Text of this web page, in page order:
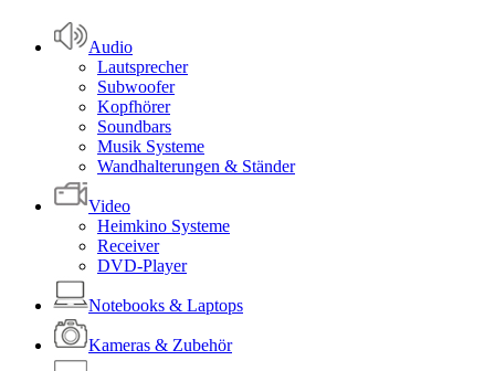
Audio
Lautsprecher
Subwoofer
Kopfhörer
Soundbars
Musik Systeme
Wandhalterungen & Ständer
Video
Heimkino Systeme
Receiver
DVD-Player
Notebooks & Laptops
Kameras & Zubehör